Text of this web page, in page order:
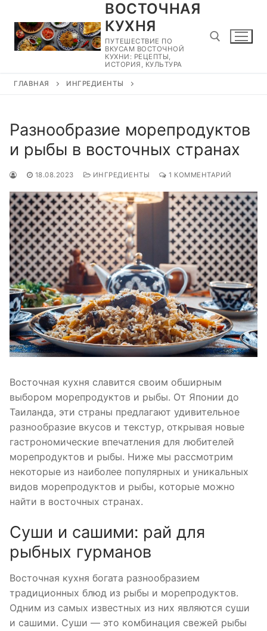
содержимому
ВОСТОЧНАЯ
КУХНЯ
ПУТЕШЕСТВИЕ ПО
ВКУСАМ ВОСТОЧНОЙ
КУХНИ: РЕЦЕПТЫ,
ИСТОРИЯ, КУЛЬТУРА
ГЛАВНАЯ ИНГРЕДИЕНТЫ
Разнообразие морепродуктов
и рыбы в восточных странах
18.08.2023 ИНГРЕДИЕНТЫ 1 КОММЕНТАРИЙ
Восточная кухня славится своим обширным
выбором морепродуктов и рыбы. От Японии до
Таиланда, эти страны предлагают удивительное
разнообразие вкусов и текстур, открывая новые
гастрономические впечатления для любителей
морепродуктов и рыбы. Ниже мы рассмотрим
некоторые из наиболее популярных и уникальных
видов морепродуктов и рыбы, которые можно
найти в восточных странах.
Суши и сашими: рай для
рыбных гурманов
Восточная кухня богата разнообразием
традиционных блюд из рыбы и морепродуктов.
Одним из самых известных из них являются суши
и сашими. Суши — это комбинация свежей рыбы